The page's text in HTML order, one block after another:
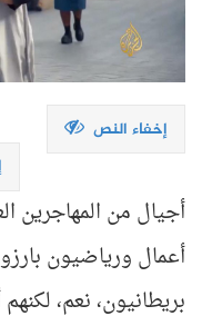
إخفاء النص
أجيال من المهاجرين
أعمال ورياضيون
بريطانيون، نعم،